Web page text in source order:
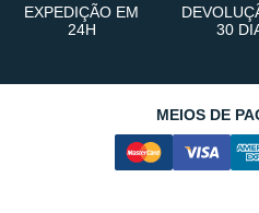
EXPEDIÇÃO EM
24H
30
MEIOS DE